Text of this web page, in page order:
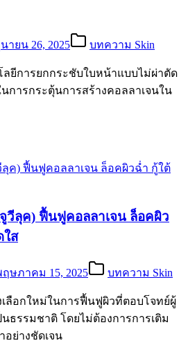
ายน 26, 2025 บทความ Skin
โลยีการยกกระชับใบหน้าแบบไม่ผ่าตัด
การกระตุ้นการสร้างคอลลาเจนใน
วีลุค) ฟื้นฟูคอลลาเจน ล็อคผิว
ใส
ษภาคม 15, 2025 บทความ Skin
เลือกใหม่ในการฟื้นฟูผิวที่ตอบโจทย์ผู้
ธรรมชาติ โดยไม่ต้องการการเติม
ย่างชัดเจน